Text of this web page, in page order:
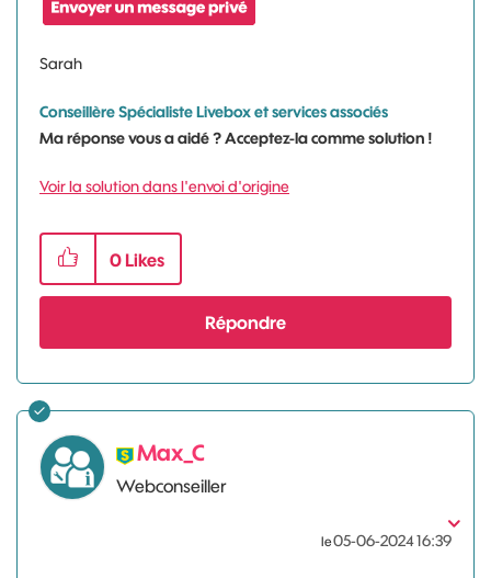
Sarah
Conseillère Spécialiste Livebox et services associés
Ma réponse vous a aidé ? Acceptez-la comme solution !
Voir la solution dans l'envoi d'origine
0 Likes
Répondre
Max_C
Webconseiller
le‎05-06-202416:39